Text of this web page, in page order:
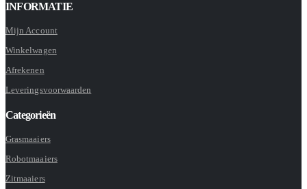
INFORMATIE
Mijn Account
Winkelwagen
Afrekenen
Leveringsvoorwaarden
Categorieën
Grasmaaiers
Robotmaaiers
Zitmaaiers